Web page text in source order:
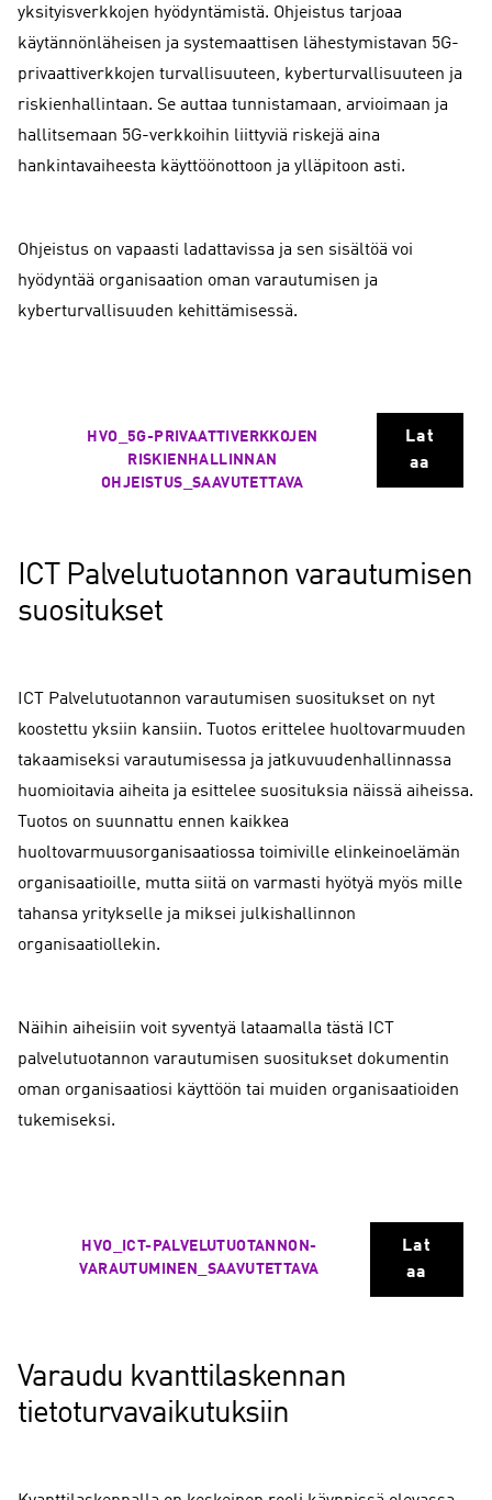
yksityisverkkojen hyödyntämistä. Ohjeistus tarjoaa
käytännönläheisen ja systemaattisen lähestymistavan 5G-
privaattiverkkojen turvallisuuteen, kyberturvallisuuteen ja
riskienhallintaan. Se auttaa tunnistamaan, arvioimaan ja
hallitsemaan 5G-verkkoihin liittyviä riskejä aina
hankintavaiheesta käyttöönottoon ja ylläpitoon asti.
Ohjeistus on vapaasti ladattavissa ja sen sisältöä voi
hyödyntää organisaation oman varautumisen ja
kyberturvallisuuden kehittämisessä.
HVO_5G-PRIVAATTIVERKKOJEN
RISKIENHALLINNAN
OHJEISTUS_SAAVUTETTAVA
Lat
aa
ICT Palvelutuotannon varautumisen
suositukset
ICT Palvelutuotannon varautumisen suositukset on nyt
koostettu yksiin kansiin. Tuotos erittelee huoltovarmuuden
takaamiseksi varautumisessa ja jatkuvuudenhallinnassa
huomioitavia aiheita ja esittelee suosituksia näissä aiheissa.
Tuotos on suunnattu ennen kaikkea
huoltovarmuusorganisaatiossa toimiville elinkeinoelämän
organisaatioille, mutta siitä on varmasti hyötyä myös mille
tahansa yritykselle ja miksei julkishallinnon
organisaatiollekin.
Näihin aiheisiin voit syventyä lataamalla tästä ICT
palvelutuotannon varautumisen suositukset dokumentin
oman organisaatiosi käyttöön tai muiden organisaatioiden
tukemiseksi.
HVO_ICT-PALVELUTUOTANNON-
VARAUTUMINEN_SAAVUTETTAVA
Lat
aa
Varaudu kvanttilaskennan
tietoturvavaikutuksiin